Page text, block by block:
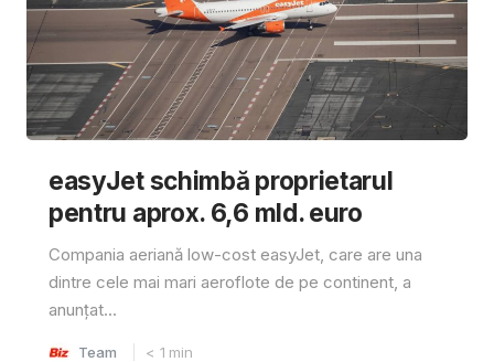
easyJet schimbă proprietarul
pentru aprox. 6,6 mld. euro
Compania aeriană low-cost easyJet, care are una
dintre cele mai mari aeroflote de pe continent, a
anunțat...
Team < 1 min